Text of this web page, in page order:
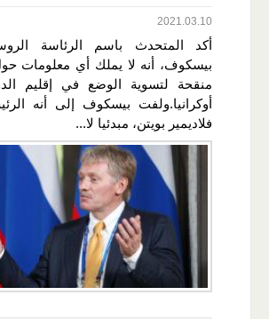
2021.03.10
أكد المتحدث باسم الرئاسة
بيسكوف، أنه لا يملك أي معلومات
منقحة لتسوية الوضع في إقليم
أوكرانيا.ولفت بيسكوف إلى أنه
فلاديمير بويتن، مبدئيا لا...